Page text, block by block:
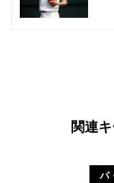
関連
パ